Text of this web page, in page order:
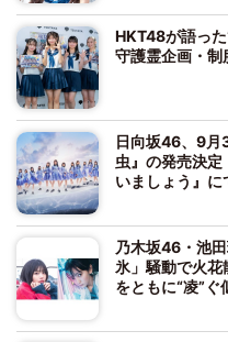
HKT48が語っ
守護霊企画・
日向坂46、9月
虫』の発売決
いましょう』に
乃木坂46・池
氷」騒動で火
をともに“凌”